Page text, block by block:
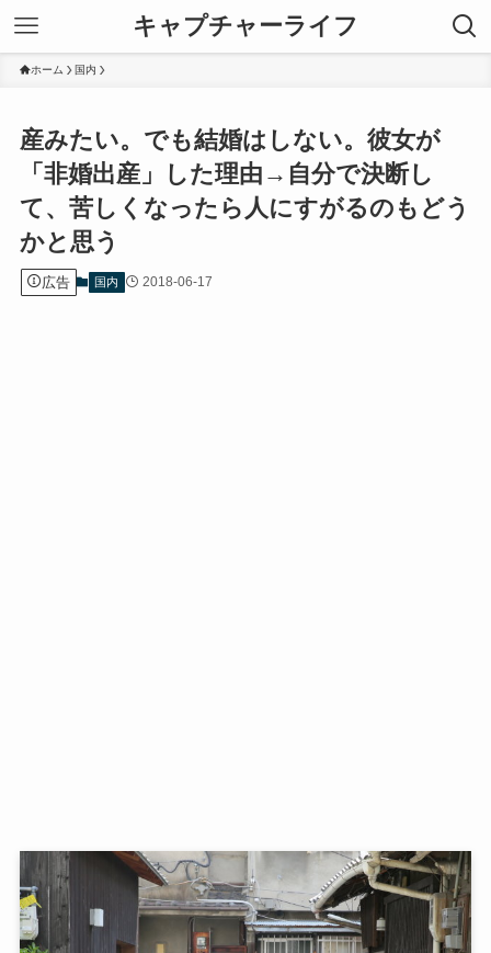
キャプチャーライフ
ホーム 国内
産みたい。でも結婚はしない。彼女が
「非婚出産」した理由→自分で決断し
て、苦しくなったら人にすがるのもどう
かと思う
広告 国内 2018-06-17